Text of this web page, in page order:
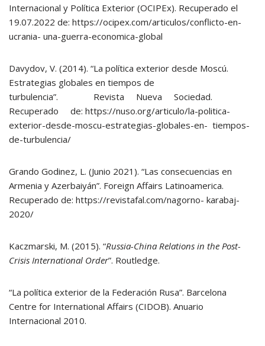
Internacional y Política Exterior (OCIPEx). Recuperado el
19.07.2022 de: https://ocipex.com/articulos/conflicto-en-
ucrania- una-guerra-economica-global
Davydov, V. (2014). “La política exterior desde Moscú.
Estrategias globales en tiempos de
turbulencia”. Revista Nueva Sociedad.
Recuperado de: https://nuso.org/articulo/la-politica-
exterior-desde-moscu-estrategias-globales-en- tiempos-
de-turbulencia/
Grando Godinez, L. (Junio 2021). “Las consecuencias en
Armenia y Azerbaiyán”. Foreign Affairs Latinoamerica.
Recuperado de: https://revistafal.com/nagorno- karabaj-
2020/
Kaczmarski, M. (2015). “Russia-China Relations in the Post-
Crisis International Order”. Routledge.
“La política exterior de la Federación Rusa”. Barcelona
Centre for International Affairs (CIDOB). Anuario
Internacional 2010.